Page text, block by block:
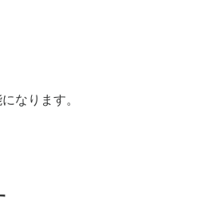
なります。